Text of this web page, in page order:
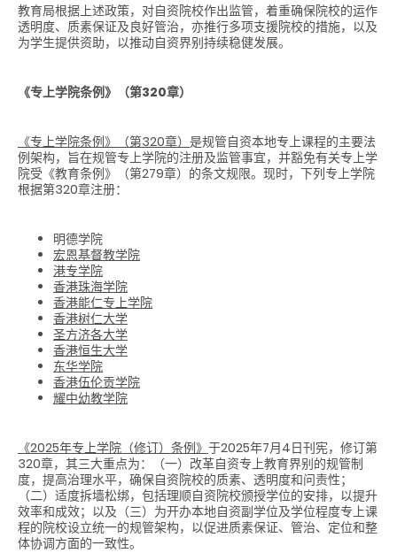
教育局根据上述政策，对自资院校作出监管，着重确保院校的运作
透明度、质素保证及良好管治，亦推行多项支援院校的措施，以及
为学生提供资助，以推动自资界别持续稳健发展。
《专上学院条例》（第320章）
《专上学院条例》（第320章） 是规管自资本地专上课程的主要法
例架构，旨在规管专上学院的注册及监管事宜，并豁免有关专上学
院受《教育条例》（第279章）的条文规限。现时，下列专上学院
根据第320章注册：
明德学院
宏恩基督教学院
港专学院
香港珠海学院
香港能仁专上学院
香港树仁大学
圣方济各大学
香港恒生大学
东华学院
香港伍伦贡学院
耀中幼教学院
《2025年专上学院（修订）条例》 于2025年7月4日刊宪，修订第
320章，其三大重点为：（一）改革自资专上教育界别的规管制
度，提高治理水平，确保自资院校的质素、透明度和问责性；
（二）适度拆墙松绑，包括理顺自资院校颁授学位的安排，以提升
效率和成效；以及（三）为开办本地自资副学位及学位程度专上课
程的院校设立统一的规管架构，以促进质素保证、管治、定位和整
体协调方面的一致性。